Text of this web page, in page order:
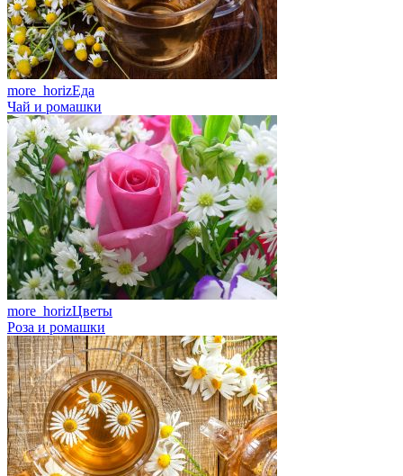
more_horizЕда
Чай и ромашки
more_horizЦветы
Роза и ромашки